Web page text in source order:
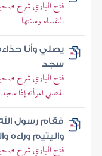
فتح الباري شرح
النفساء وسنتها
يصلي وأنا
سجد
فتح الباري شرح
المصلي امرأته إذا سجد
فقام رسول
واليتيم وراءه
فتح الباري شرح